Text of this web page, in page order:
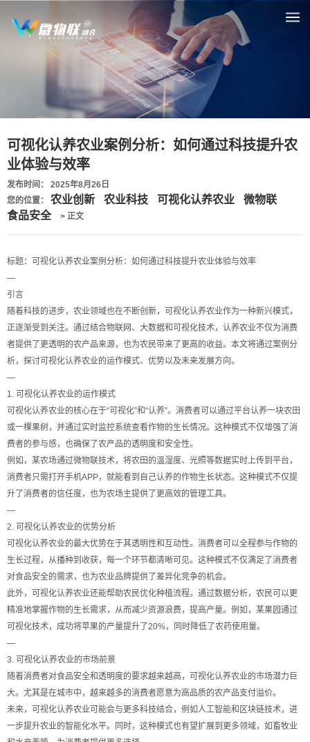
可视化认养农业案例分析：如何通过科技提升农
业体验与效率
发布时间： 2025年8月26日
您的位置： 农业创新 农业科技 可视化认养农业
微物联
食品安全
> 正文
标题：可视化认养农业案例分析：如何通过科技提升农业体验与效率
—
引言
随着科技的进步，农业领域也在不断创新，可视化认养农业作为一种新兴模式，
正逐渐受到关注。通过结合物联网、大数据和可视化技术，认养农业不仅为消费
者提供了更透明的农产品来源，也为农民带来了更高的收益。本文将通过案例分
析，探讨可视化认养农业的运作模式、优势以及未来发展方向。
—
1. 可视化认养农业的运作模式
可视化认养农业的核心在于“可视化”和“认养”。消费者可以通过平台认养一块农田
或一棵果树，并通过实时监控系统查看作物的生长情况。这种模式不仅增强了消
费者的参与感，也确保了农产品的透明度和安全性。
例如，某农场通过微物联技术，将农田的温湿度、光照等数据实时上传到平台，
消费者只需打开手机APP，就能看到自己认养的作物生长状态。这种模式不仅提
升了消费者的信任度，也为农场主提供了更高效的管理工具。
—
2. 可视化认养农业的优势分析
可视化认养农业的最大优势在于其透明性和互动性。消费者可以全程参与作物的
生长过程，从播种到收获，每一个环节都清晰可见。这种模式不仅满足了消费者
对食品安全的需求，也为农业品牌提供了差异化竞争的机会。
此外，可视化认养农业还能帮助农民优化种植流程。通过数据分析，农民可以更
精准地掌握作物的生长需求，从而减少资源浪费，提高产量。例如，某果园通过
可视化技术，成功将苹果的产量提升了20%，同时降低了农药使用量。
—
3. 可视化认养农业的市场前景
随着消费者对食品安全和透明度的要求越来越高，可视化认养农业的市场潜力巨
大。尤其是在城市中，越来越多的消费者愿意为高品质的农产品支付溢价。
未来，可视化认养农业可能会与更多科技结合，例如人工智能和区块链技术，进
一步提升农业的智能化水平。同时，这种模式也有望扩展到更多领域，如畜牧业